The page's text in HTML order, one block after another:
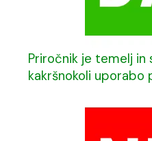
Priročnik je temelj in
kakršnokoli uporabo